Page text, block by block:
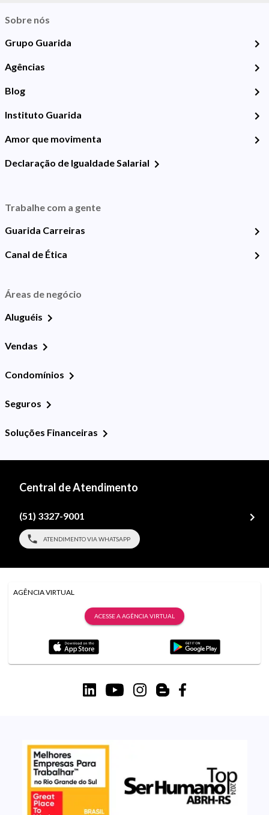
Sobre nós
Grupo Guarida
Agências
Blog
Instituto Guarida
Amor que movimenta
Declaração de Igualdade Salarial
Trabalhe com a gente
Guarida Carreiras
Canal de Ética
Áreas de negócio
Aluguéis
Vendas
Condomínios
Seguros
Soluções Financeiras
Central de Atendimento
(51) 3327-9001
ATENDIMENTO VIA WHATSAPP
AGÊNCIA VIRTUAL
ACESSE A AGÊNCIA VIRTUAL